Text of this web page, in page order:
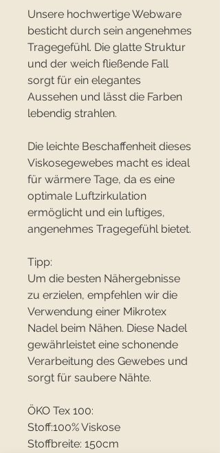
Unsere hochwertige Webware
besticht durch sein angenehmes
Tragegefühl. Die glatte Struktur
und der weich fließende Fall
sorgt für ein elegantes
Aussehen und lässt die Farben
lebendig strahlen.
Die leichte Beschaffenheit dieses
Viskosegewebes macht es ideal
für wärmere Tage, da es eine
optimale Luftzirkulation
ermöglicht und ein luftiges,
angenehmes Tragegefühl bietet.
Tipp:
Um die besten Nähergebnisse
zu erzielen, empfehlen wir die
Verwendung einer Mikrotex
Nadel beim Nähen. Diese Nadel
gewährleistet eine schonende
Verarbeitung des Gewebes und
sorgt für saubere Nähte.
ÖKO Tex 100:
Stoff:100% Viskose
Stoffbreite: 150cm